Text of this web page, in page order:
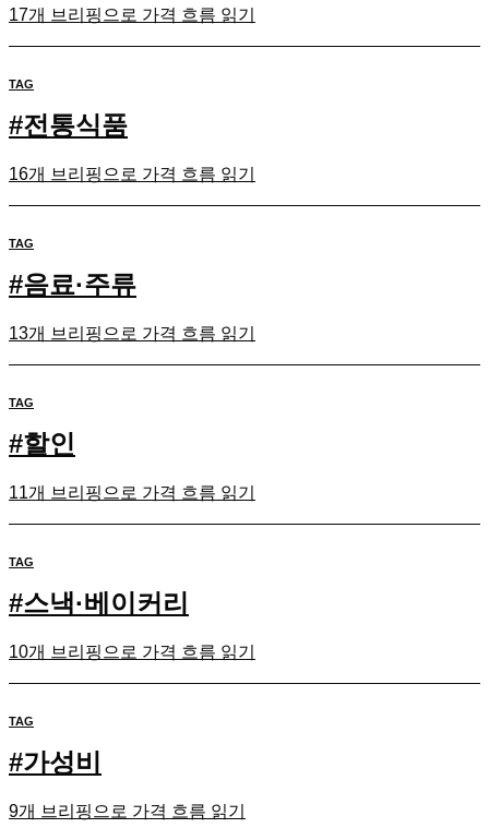
17개 브리핑으로 가격 흐름 읽기
TAG
#전통식품
16개 브리핑으로 가격 흐름 읽기
TAG
#음료·주류
13개 브리핑으로 가격 흐름 읽기
TAG
#할인
11개 브리핑으로 가격 흐름 읽기
TAG
#스낵·베이커리
10개 브리핑으로 가격 흐름 읽기
TAG
#가성비
9개 브리핑으로 가격 흐름 읽기